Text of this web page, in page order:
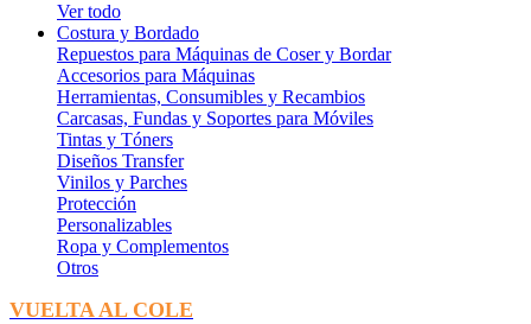
Ver todo
Costura y Bordado
Repuestos para Máquinas de Coser y Bordar
Accesorios para Máquinas
Herramientas, Consumibles y Recambios
Carcasas, Fundas y Soportes para Móviles
Tintas y Tóners
Diseños Transfer
Vinilos y Parches
Protección
Personalizables
Ropa y Complementos
Otros
VUELTA AL COLE